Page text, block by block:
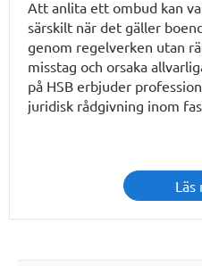
Att anlita ett ombud kan
särskilt när det gäller
genom regelverken utan
misstag och orsaka
på HSB erbjuder
juridisk rådgivning inom
Läs